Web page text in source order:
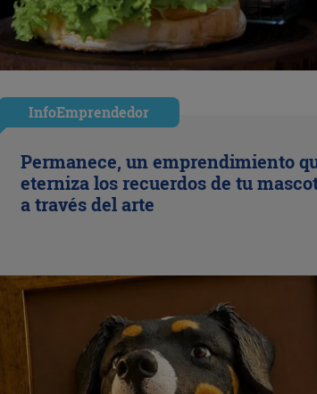
InfoEmprendedor
Permanece, un emprendimiento
eterniza los recuerdos de tu
a través del arte